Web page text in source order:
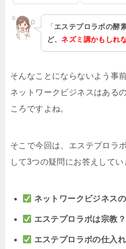
「エステプロラボの酵
ど、ネズミ講かもしれ
そんなことにならないよう事
ネットワークビジネスはある
ころですよね。
そこで今回は、エステプロラ
して3つの疑問にお答えしてい
ネットワークビジネス
エステプロラボは宗教？
エステプロラボの仕入